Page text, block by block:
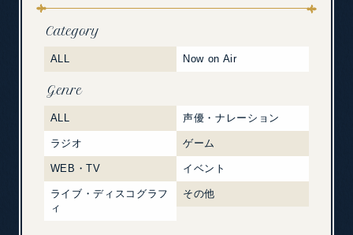
Category
ALL Now on Air
Genre
ALL 声優・ナレーション
ラジオ ゲーム
WEB・TV イベント
ライブ・ディスコグラフ
ィ
その他